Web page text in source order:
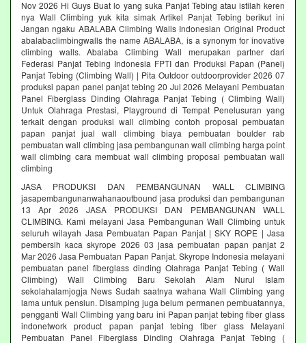
Nov 2026 Hi Guys Buat lo yang suka Panjat Tebing atau istilah keren
nya Wall Climbing yuk kita simak Artikel Panjat Tebing berikut ini
Jangan ngaku ABALABA Climbing Walls Indonesian Original Product
abalabaclimbingwalls the name ABALABA, is a synonym for inovative
climbing walls. Abalaba Climbing Wall merupakan partner dari
Federasi Panjat Tebing Indonesia FPTI dan Produksi Papan (Panel)
Panjat Tebing (Climbing Wall) | Pita Outdoor outdoorprovider 2026 07
produksi papan panel panjat tebing 20 Jul 2026 Melayani Pembuatan
Panel Fiberglass Dinding Olahraga Panjat Tebing ( Climbing Wall)
Untuk Olahraga Prestasi, Playground di Tempat Penelusuran yang
terkait dengan produksi wall climbing contoh proposal pembuatan
papan panjat jual wall climbing biaya pembuatan boulder rab
pembuatan wall climbing jasa pembangunan wall climbing harga point
wall climbing cara membuat wall climbing proposal pembuatan wall
climbing
JASA PRODUKSI DAN PEMBANGUNAN WALL CLIMBING
jasapembangunanwahanaoutbound jasa produksi dan pembangunan
13 Apr 2026 JASA PRODUKSI DAN PEMBANGUNAN WALL
CLIMBING. Kami melayani Jasa Pembangunan Wall Climbing untuk
seluruh wilayah Jasa Pembuatan Papan Panjat | SKY ROPE | Jasa
pembersih kaca skyrope 2026 03 jasa pembuatan papan panjat 2
Mar 2026 Jasa Pembuatan Papan Panjat. Skyrope Indonesia melayani
pembuatan panel fiberglass dinding Olahraga Panjat Tebing ( Wall
Climbing) Wall Climbing Baru Sekolah Alam Nurul Islam
sekolahalamjogja News Sudah saatnya wahana Wall Climbing yang
lama untuk pensiun. Disamping juga belum permanen pembuatannya,
pengganti Wall Climbing yang baru ini Papan panjat tebing fiber glass
indonetwork product papan panjat tebing fiber glass Melayani
Pembuatan Panel Fiberglass Dinding Olahraga Panjat Tebing (